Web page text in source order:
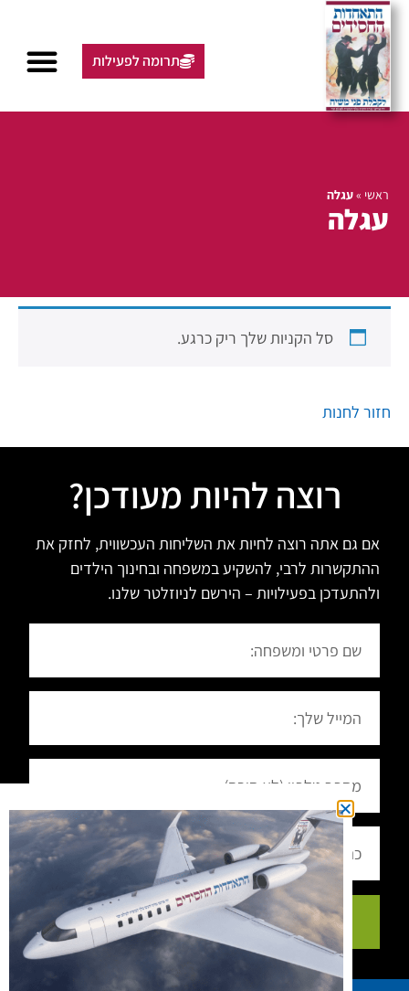
תרומה לפעילות
ראשי »עגלה
עגלה
סל הקניות שלך ריק כרגע.
חזור לחנות
רוצה להיות מעודכן?
אם גם אתה רוצה לחיות את השליחות העכשווית, לחזק את
ההתקשרות לרבי, להשקיע במשפחה ובחינוך הילדים
ולהתעדכן בפעילויות – הירשם לניוזלטר שלנו.
הרשמה